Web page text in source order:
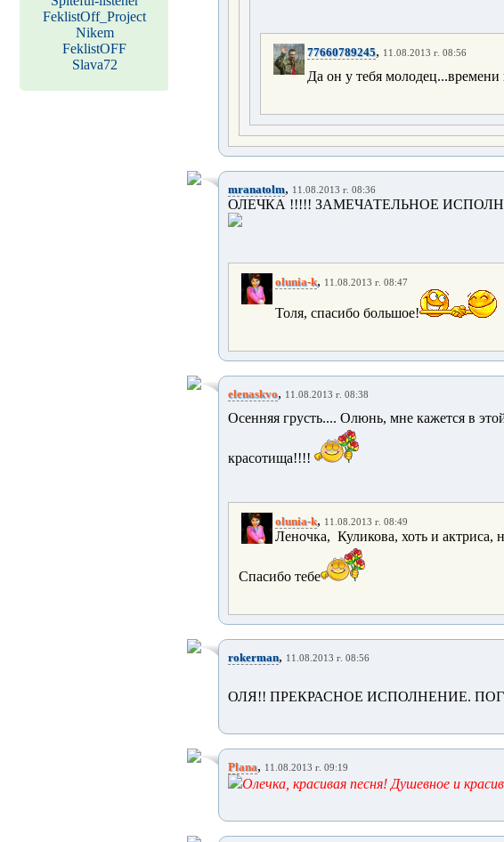
FeklistOff_Project
Nikem
FeklistOFF
Slava72
77660789245, 11.08.2013 г. 08:56
Да он у тебя молодец...времени
mranatolm, 11.08.2013 г. 08:36
ОЛЕЧКА !!!!! ЗАМЕЧАТЕЛЬНОЕ
olunia-k, 11.08.2013 г. 08:47
Толя, спасибо большое!
elenaskvo, 11.08.2013 г. 08:38
Осенняя грусть.... Олюнь, мне кажется в
красотища!!!!
olunia-k, 11.08.2013 г. 08:49
Леночка, Куликова, хоть и актриса,
Спасибо тебе
rokerman, 11.08.2013 г. 08:56
ОЛЯ!! ПРЕКРАСНОЕ ИСПОЛНЕНИЕ.
Plana, 11.08.2013 г. 09:19
Олечка, красивая песня! Душевное и